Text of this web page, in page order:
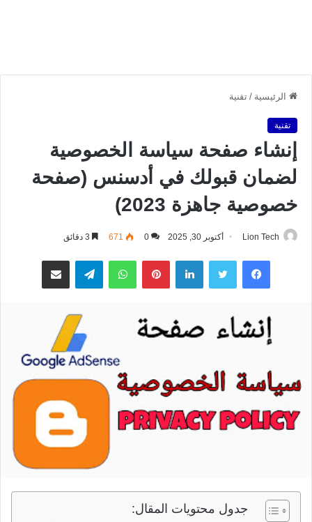
الرئيسية / تقنية
تقنية
إنشاء صفحة سياسة الخصوصية
لضمان قبولك في أدسنس (صفحة
خصوصية جاهزة 2023)
Lion Tech أكتوبر 30, 2025 0
671
فيسبوك تويتر لينكدإن بينتيريستواتساب تيلقرام مشاركة عبر البريد
جدول محتويات المقال: